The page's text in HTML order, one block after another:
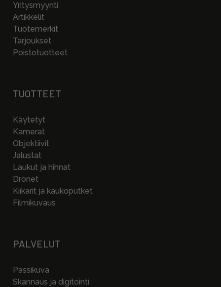
Yritysmyynti
Artikkelit
Tuotemerkit
Tarjoukset
Poistotuotteet
TUOTTEET
Käytetyt
Kamerat
Objektiivit
Jalustat
Laukut ja hihnat
Dronet
Kiikarit ja kaukoputket
Filmikuvaus
PALVELUT
Passikuva
Skannaus ja digitointi